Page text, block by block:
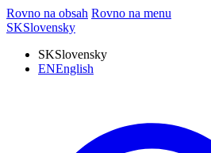
Rovno na obsah Rovno na menu
SKSlovensky
SKSlovensky
ENEnglish